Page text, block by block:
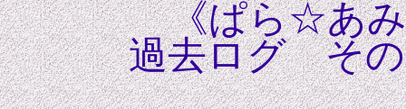
《ぱら☆あみ
過去ログ その